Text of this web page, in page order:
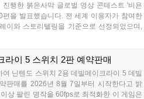
점을 확대하고 신작에 대한 기대감을
행한 붉은사막 글로벌 영상 콘테스트 '비욘
편을 발표했습니다. 전 세계 이용자가 참여한
이와 스토리텔링을 기준으로 선정되었으며,
옥 '홈 원' 초청 혜택과 기념 주화 및 굿즈가
액션 어드벤처 게임으로 기대를 모으고 있습
라이 5 스위치 2판 예약판매
닌텐도 스위치 2용 데빌메이크라이 5 데빌
판매를 2026년 8월 7일부터 시작한다고 밝
상 팔린 명작을 60fps로 최적화한 이 게임은